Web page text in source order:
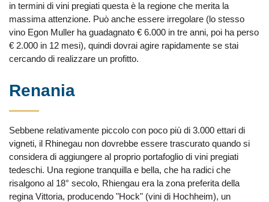
in termini di vini pregiati questa è la regione che merita la
massima attenzione. Può anche essere irregolare (lo stesso
vino Egon Muller ha guadagnato € 6.000 in tre anni, poi ha perso
€ 2.000 in 12 mesi), quindi dovrai agire rapidamente se stai
cercando di realizzare un profitto.
Renania
Sebbene relativamente piccolo con poco più di 3.000 ettari di
vigneti, il Rhinegau non dovrebbe essere trascurato quando si
considera di aggiungere al proprio portafoglio di vini pregiati
tedeschi. Una regione tranquilla e bella, che ha radici che
risalgono al 18° secolo, Rhiengau era la zona preferita della
regina Vittoria, producendo "Hock" (vini di Hochheim), un